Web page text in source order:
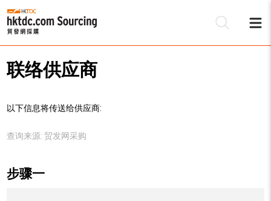
联络供应商
以下信息将传送给供应商:
查询来源: 贸发网采购
步骤一